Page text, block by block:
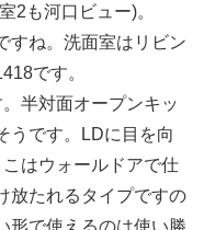
2も河口ビュー)。
すね。洗面室はリビン
です。
半対面オープンキッ
うです。LDに目を向
はウォールドアで仕
放たれるタイプですの
形で使えるのは使い勝